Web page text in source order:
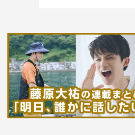
櫻井海音 泥濘の食卓